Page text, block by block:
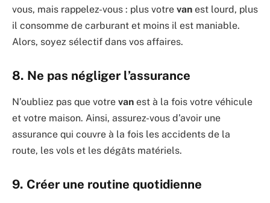
vous, mais rappelez-vous : plus votre van est lourd, plus
il consomme de carburant et moins il est maniable.
Alors, soyez sélectif dans vos affaires.
8. Ne pas négliger l’assurance
N’oubliez pas que votre van est à la fois votre véhicule
et votre maison. Ainsi, assurez-vous d’avoir une
assurance qui couvre à la fois les accidents de la
route, les vols et les dégâts matériels.
9. Créer une routine quotidienne